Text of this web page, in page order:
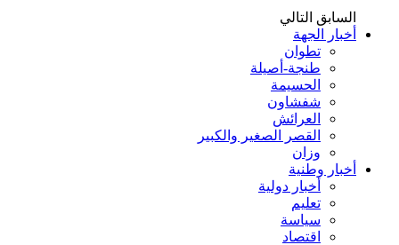
السابق التالي
أخبار الجهة
تطوان
طنجة-أصيلة
الحسيمة
شفشاون
العرائش
القصر الصغير والكبير
وزان
أخبار وطنية
أخبار دولية
تعليم
سياسة
اقتصاد